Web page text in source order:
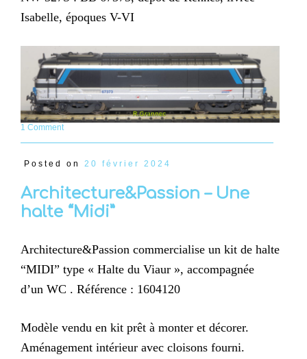
Isabelle, époques V-VI
1 Comment
Posted on 20 février 2024
Architecture&Passion – Une
halte “Midi”
Architecture&Passion commercialise un kit de halte
“MIDI” type « Halte du Viaur », accompagnée
d’un WC . Référence : 1604120
Modèle vendu en kit prêt à monter et décorer.
Aménagement intérieur avec cloisons fourni.